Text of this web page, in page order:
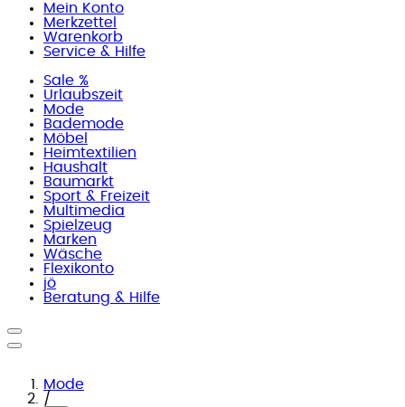
Mein Konto
Merkzettel
Warenkorb
Service & Hilfe
Sale %
Urlaubszeit
Mode
Bademode
Möbel
Heimtextilien
Haushalt
Baumarkt
Sport & Freizeit
Multimedia
Spielzeug
Marken
Wäsche
Flexikonto
jö
Beratung & Hilfe
Mode
/